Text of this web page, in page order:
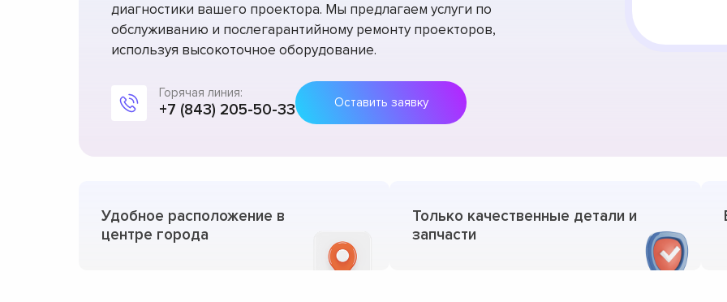
диагностики вашего проектора. Мы предлагаем услуги по
обслуживанию и послегарантийному ремонту проекторов,
используя высокоточное оборудование.
Горячая линия:
+7 (843) 205-50-33 Оставить заявку
Удобное расположение в
центре города
Только качественные детали и
запчасти